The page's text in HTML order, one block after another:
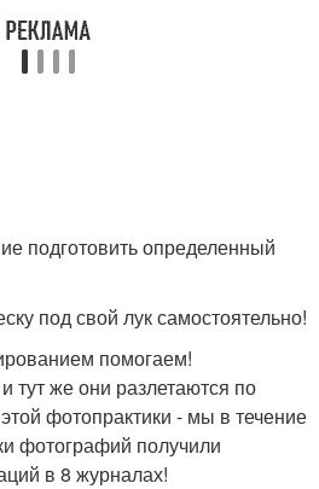
подготовить определенный
под свой лук самостоятельно!
помогаем!
тут же они разлетаются по
фотопрактики - мы в течение
фотографий получили
в 8 журналах!